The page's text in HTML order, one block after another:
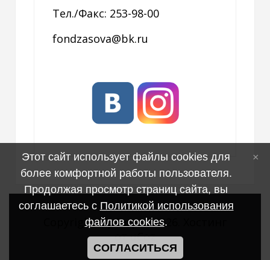
Тел./Факс: 253-98-00
fondzasova@bk.ru
Copyright MyCorp © 2026
отuCoz
Этот сайт использует файлы cookies для
более комфортной работы пользователя.
Продолжая просмотр страниц сайта, вы
соглашаетесь с Политикой использования
файлов cookies.
СОГЛАСИТЬСЯ